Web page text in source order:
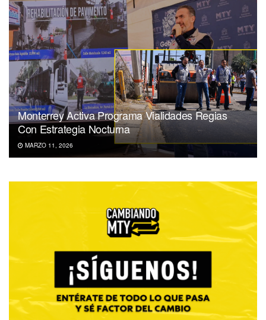
Monterrey Activa Programa Vialidades Regias
Con Estrategia Nocturna
MARZO 11, 2026